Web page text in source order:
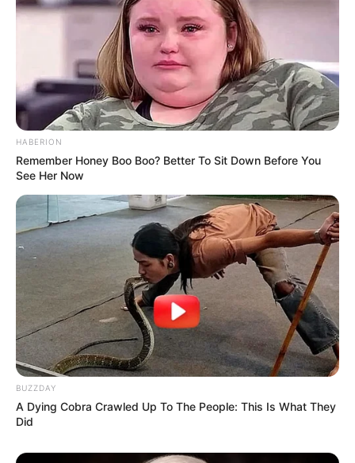
HABERION
Remember Honey Boo Boo? Better To Sit Down Before You
See Her Now
BUZZDAY
A Dying Cobra Crawled Up To The People: This Is What They
Did